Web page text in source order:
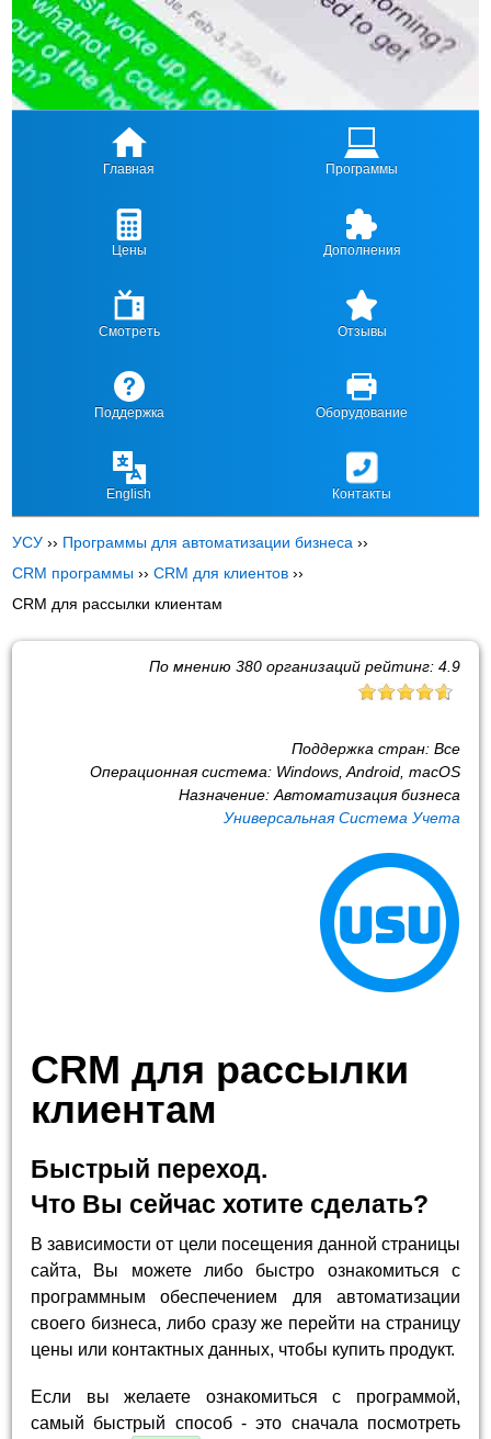
Главная Программы
Цены Дополнения
Смотреть Отзывы
Поддержка Оборудование
English Контакты
УСУ ›› Программы для автоматизации бизнеса ››
CRM программы ››CRM для клиентов ››
CRM для рассылки клиентам
По мнению 380организаций рейтинг: 4.9
Поддержка стран: Все
Операционная система: Windows, Android, macOS
Назначение: Автоматизация бизнеса
Универсальная Система Учета
CRM для рассылки
клиентам
Быстрый переход.
Что Вы сейчас хотите сделать?
В зависимости от цели посещения данной страницы
сайта, Вы можете либо быстро ознакомиться с
программным обеспечением для автоматизации
своего бизнеса, либо сразу же перейти на страницу
цены или контактных данных, чтобы купить продукт.
Если вы желаете ознакомиться с программой,
самый быстрый способ - это сначала посмотреть